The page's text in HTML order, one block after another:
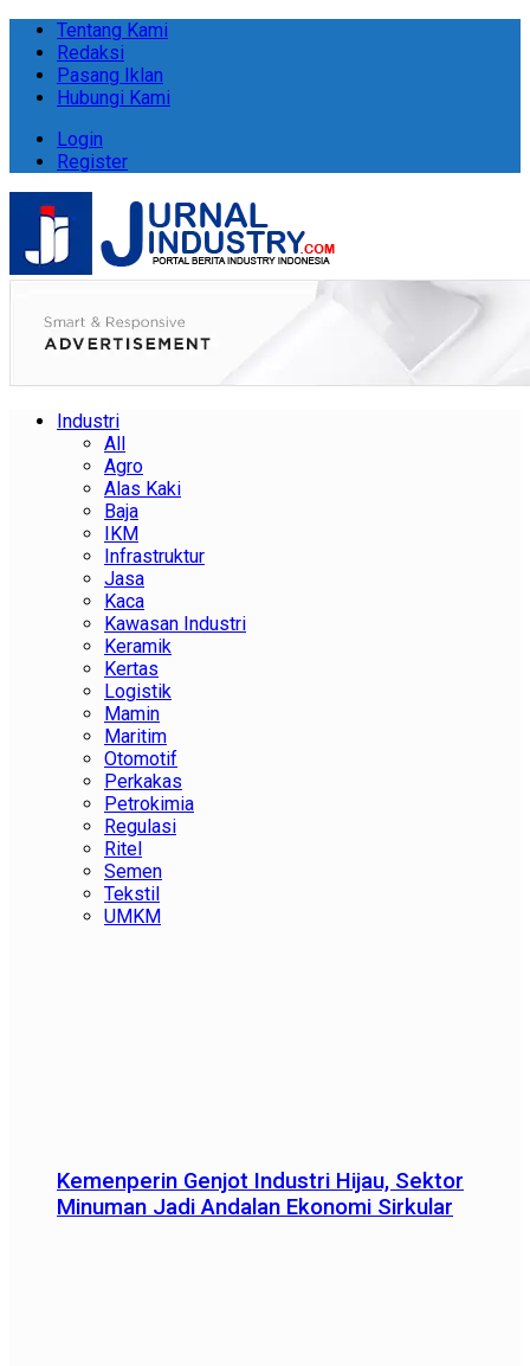
Tentang Kami
Redaksi
Pasang Iklan
Hubungi Kami
Login
Register
Industri
All
Agro
Alas Kaki
Baja
IKM
Infrastruktur
Jasa
Kaca
Kawasan Industri
Keramik
Kertas
Logistik
Mamin
Maritim
Otomotif
Perkakas
Petrokimia
Regulasi
Ritel
Semen
Tekstil
UMKM
Kemenperin Genjot Industri Hijau, Sektor
Minuman Jadi Andalan Ekonomi Sirkular